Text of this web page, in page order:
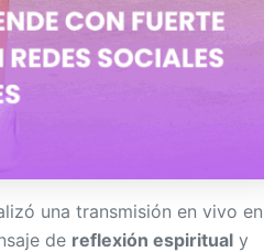
una transmisión en vivo en
de reflexión espiritual y